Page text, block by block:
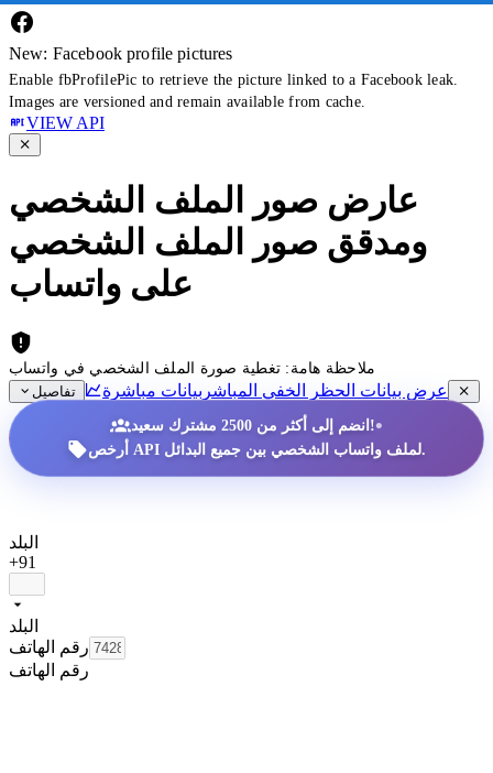
New: Facebook profile pictures
Enable fbProfilePic to retrieve the picture linked to a Facebook leak.
Images are versioned and remain available from cache.
VIEW API
عارض صور الملف الشخصي
ومدقق صور الملف الشخصي
على واتساب
ملاحظة هامة: تغطية صورة الملف الشخصي في واتساب
تفاصيل
عرض بيانات الحظر الخفي المباشر بيانات مباشرة
انضم إلى أكثر من 2500 مشترك سعيد!•
أرخص API لملف واتساب الشخصي بين جميع البدائل.
البلد
+91
البلد
رقم الهاتف
رقم الهاتف